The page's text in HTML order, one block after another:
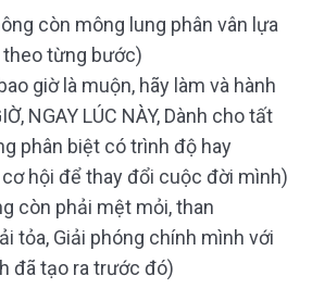
còn mông lung phân vân lựa
theo từng bước)
giờ là muộn, hãy làm và hành
NGAY LÚC NÀY, Dành cho tất
phân biệt có trình độ hay
hội để thay đổi cuộc đời mình)
còn phải mệt mỏi, than
tỏa, Giải phóng chính mình với
đã tạo ra trước đó)